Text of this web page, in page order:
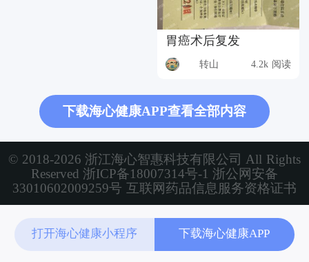
胃癌术后复发
转山 4.2k 阅读
下载海心健康APP查看全部内容
© 2018-2026 浙江海心智惠科技有限公司 All Rights
Reserved 浙ICP备18007314号-1 浙公网安备
33010602009259号 互联网药品信息服务资格证书
打开海心健康小程序 下载海心健康APP